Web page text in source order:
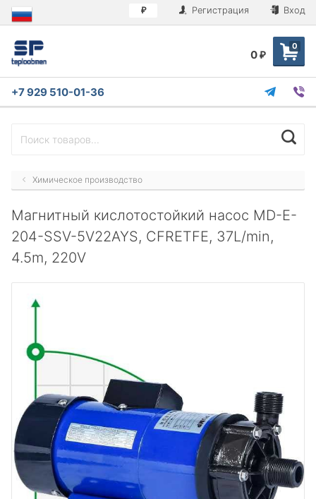
₽ Регистрация Вход
0
0 ₽
+7 929 510-01-36
Химическое производство
Магнитный кислотостойкий насос MD-E-
204-SSV-5V22AYS, CFRETFE, 37L/min,
4.5m, 220V